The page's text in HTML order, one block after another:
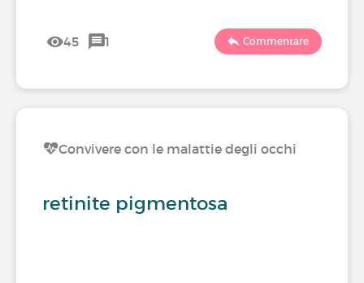
45 1 Commentare
Convivere con le malattie degli occhi
retinite pigmentosa